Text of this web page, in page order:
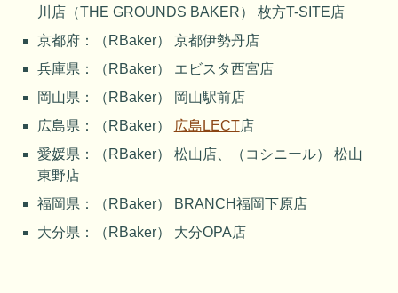
川店（THE GROUNDS BAKER） 枚方T-SITE店
京都府：（RBaker） 京都伊勢丹店
兵庫県：（RBaker） エビスタ西宮店
岡山県：（RBaker） 岡山駅前店
広島県：（RBaker）
広島LECT店
愛媛県：（RBaker） 松山店、（コシニール） 松山
東野店
福岡県：（RBaker） BRANCH福岡下原店
大分県：（RBaker） 大分OPA店